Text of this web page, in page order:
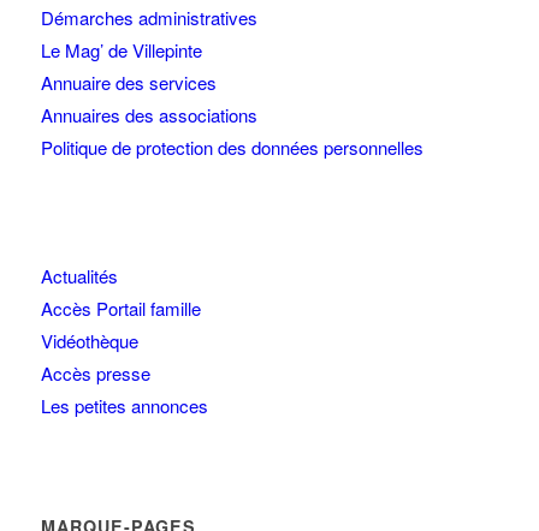
Démarches administratives
Le Mag’ de Villepinte
Annuaire des services
Annuaires des associations
Politique de protection des données personnelles
Actualités
Accès Portail famille
Vidéothèque
Accès presse
Les petites annonces